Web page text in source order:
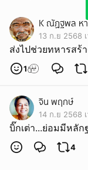
K ณัฏฐพล ห
13 ก.ย 2568
ส่งไปช่วยทหารสร้
1
จิน พฤกษ์
14 ก.ย 2568
บิ๊กเต่า...ย่อมมีหลั
4